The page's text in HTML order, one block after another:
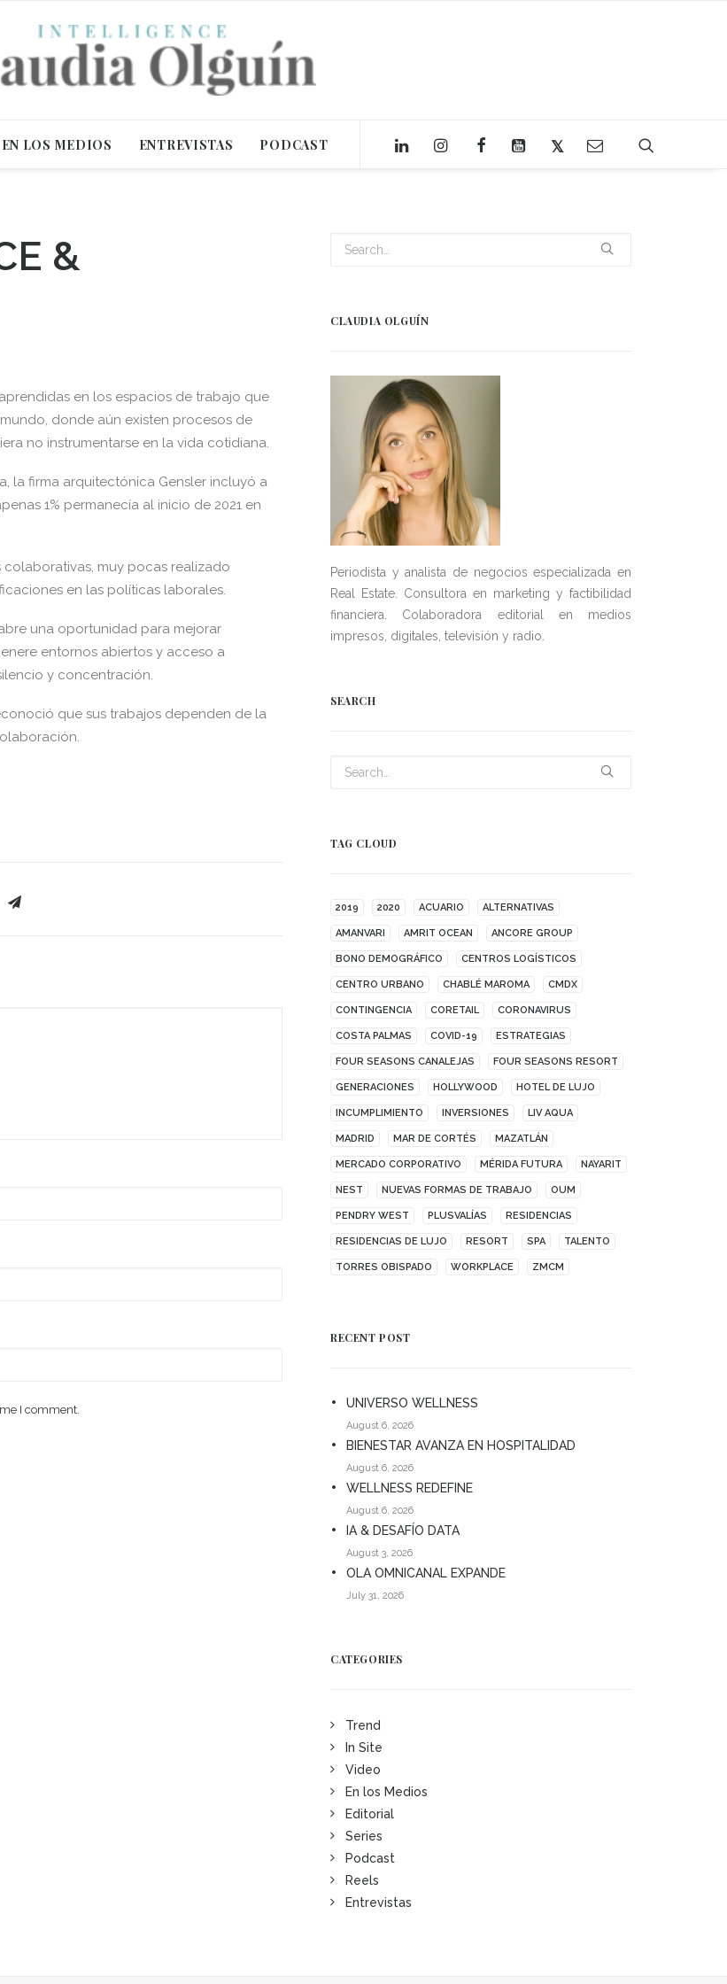
EN LOS MEDIOS ENTREVISTAS PODCAST
&
en los espacios de trabajo que
donde aún existen procesos de
no instrumentarse en la vida cotidiana.
la firma arquitectónica Gensler incluyó a
1% permanecía al inicio de 2021 en
colaborativas, muy pocas realizado
en las políticas laborales.
una oportunidad para mejorar
entornos abiertos y acceso a
y concentración.
que sus trabajos dependen de la
I comment.
CLAUDIA OLGUÍN
Periodista y analista de negocios especializada en
Real Estate. Consultora en marketing y factibilidad
financiera. Colaboradora editorial en medios
impresos, digitales, televisión y radio.
SEARCH
TAG CLOUD
2019 2020 ACUARIO ALTERNATIVAS
AMANVARI AMRIT OCEAN ANCORE GROUP
BONO DEMOGRÁFICO CENTROS LOGÍSTICOS
CENTRO URBANO CHABLÉ MAROMA CMDX
CONTINGENCIA CORETAIL CORONAVIRUS
COSTA PALMAS COVID-19 ESTRATEGIAS
FOUR SEASONS CANALEJAS FOUR SEASONS RESORT
GENERACIONES HOLLYWOOD HOTEL DE LUJO
INCUMPLIMIENTO INVERSIONES LIV AQUA
MADRID MAR DE CORTÉS MAZATLÁN
MERCADO CORPORATIVO MÉRIDA FUTURA NAYARIT
NEST NUEVAS FORMAS DE TRABAJO OUM
PENDRY WEST PLUSVALÍAS RESIDENCIAS
RESIDENCIAS DE LUJO RESORT SPA TALENTO
TORRES OBISPADO WORKPLACE ZMCM
RECENT POST
UNIVERSO WELLNESS
August 6, 2026
BIENESTAR AVANZA EN HOSPITALIDAD
August 6, 2026
WELLNESS REDEFINE
August 6, 2026
IA & DESAFÍO DATA
August 3, 2026
OLA OMNICANAL EXPANDE
July 31, 2026
CATEGORIES
Trend
In Site
Video
En los Medios
Editorial
Series
Podcast
Reels
Entrevistas